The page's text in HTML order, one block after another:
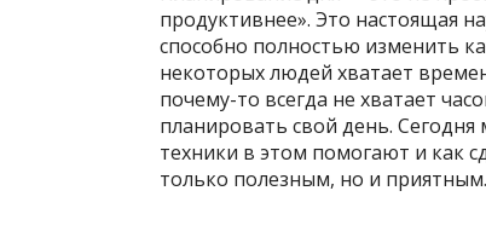
продуктивнее». Это настоящая
способно полностью изменить
некоторых людей хватает
почему-то всегда не хватает
планировать свой день.
техники в этом помогают и как
только полезным, но и приятным.